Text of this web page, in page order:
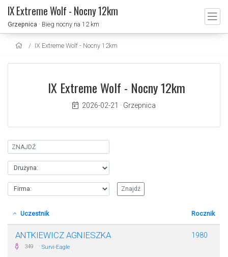
IX Extreme Wolf - Nocny 12km
Grzepnica · Bieg nocny na 12 km
IX Extreme Wolf - Nocny 12km
IX Extreme Wolf - Nocny 12km
2026-02-21 · Grzepnica
Uczestnik Rocznik
ANTKIEWICZ AGNIESZKA
349 · Survi-Eagle
1980